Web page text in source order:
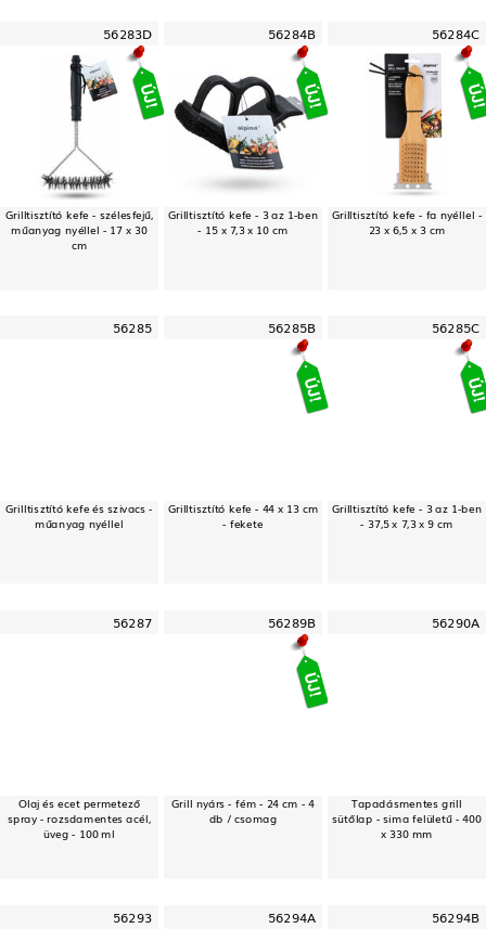
56283D
Grilltisztító kefe - szélesfejű,
műanyag nyéllel - 17 x 30
cm
56284B
Grilltisztító kefe - 3 az 1-ben
- 15 x 7,3 x 10 cm
56284C
Grilltisztító kefe - fa nyéllel -
23 x 6,5 x 3 cm
56285
Grilltisztító kefe és szivacs -
műanyag nyéllel
56285B
Grilltisztító kefe - 44 x 13 cm
- fekete
56285C
Grilltisztító kefe - 3 az 1-ben
- 37,5 x 7,3 x 9 cm
56287
Olaj és ecet permetező
spray - rozsdamentes acél,
üveg - 100 ml
56289B
Grill nyárs - fém - 24 cm - 4
db / csomag
56290A
Tapadásmentes grill
sütőlap - sima felületű - 400
x 330 mm
56293 56294A 56294B